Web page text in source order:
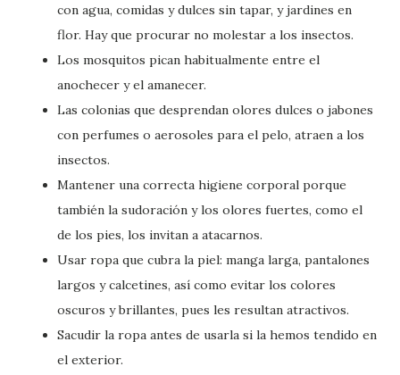
con agua, comidas y dulces sin tapar, y jardines en
flor. Hay que procurar no molestar a los insectos.
Los mosquitos pican habitualmente entre el
anochecer y el amanecer.
Las colonias que desprendan olores dulces o jabones
con perfumes o aerosoles para el pelo, atraen a los
insectos.
Mantener una correcta higiene corporal porque
también la sudoración y los olores fuertes, como el
de los pies, los invitan a atacarnos.
Usar ropa que cubra la piel: manga larga, pantalones
largos y calcetines, así como evitar los colores
oscuros y brillantes, pues les resultan atractivos.
Sacudir la ropa antes de usarla si la hemos tendido en
el exterior.